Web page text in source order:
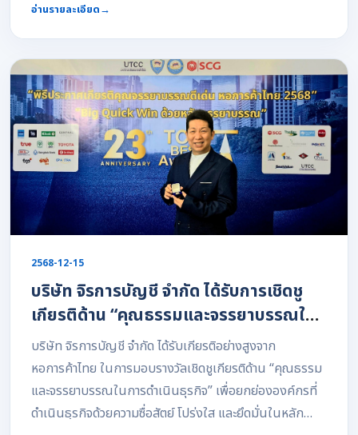
แก่ลูกค้าของบริษัทและผู้ประกอบการในจังหวัดจันทบุรี การ
สัมมนาจัดขึ้นเมื่อวันที่ 29 มิถุนายน 2569 ณ ห้องประชุมแก
รนด์บอลรูม โรงแรมนิวแทรเวิลลอดจ์ จังหวัดจันทบุรี โดยได้
รับความสนใจจากผู้ประกอบการและลูกค้าของบริษัทเข้าร่วม
เป็นจำนวนมาก ภายในงานมีการถ่ายทอดความรู้ที่ครอบคลุม
ประเด็นสำคัญสำหรับการดำเนินธุรกิจในปัจจุบัน ได้แก่ ความ
รู้ด้านประกันสังคมและกองทุนเงินทดแทน กฎหมายแรงงาน
และข้อพิพาทที่ผู้บริหารควรรู้ การส่งเสริมสุขภาพในการ
ทำงานและการป้องกันออฟฟิศซินโดรม การประยุกต์ใช้ระบบ
ข้อมูลธุรกิจผ่านระบบ JR Connect การออกใบกำกับภาษี
ผ่านระบบ AMWORKS หนึ่งในช่วงสำคัญของงาน คือการ
บรรยายโดย ผศ.ดร. อาทิตย์ จิรวิรุฬห์ กรรมการบริษัท จิร
ขององค์กรในยุคดิจิทัล พร้อมแบ่งปันประสบการณ์ด้าน
การนำเทคโนโลยีมาประยุกต์ใช้กับงานบัญชี เพื่อช่วยให้ผู้
ประกอบการสามารถบริหารธุรกิจได้อย่างมีประสิทธิภาพ ลด
ความเสี่ยง และพร้อมรับมือกับการเปลี่ยนแปลงของ
อ่านรายละเอียด→
2568-12-15
บริษัท จิรการบัญชี จำกัด ได้รับการเชิดชู
เกียรติด้าน “คุณธรรมและจรรยาบรรณใน
การดำเนินธุรกิจ” จากหอการค้าไทย
บริษัท จิรการบัญชี จำกัด ได้รับเกียรติอย่างสูงจาก
หอการค้าไทย ในการมอบรางวัลเชิดชูเกียรติด้าน “คุณธรรม
และจรรยาบรรณในการดำเนินธุรกิจ” เพื่อยกย่ององค์กรที่
ดำเนินธุรกิจด้วยความซื่อสัตย์ โปร่งใส และยึดมั่นในหลัก